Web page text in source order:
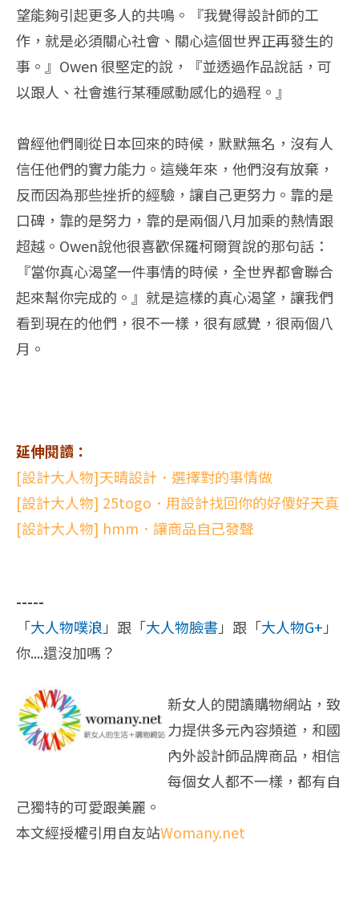
望能夠引起更多人的共鳴。『我覺得設計師的工
作，就是必須關心社會、關心這個世界正再發生的
事。』Owen 很堅定的說，『並透過作品說話，可
以跟人、社會進行某種感動感化的過程。』
曾經他們剛從日本回來的時候，默默無名，沒有人
信任他們的實力能力。這幾年來，他們沒有放棄，
反而因為那些挫折的經驗，讓自己更努力。靠的是
口碑，靠的是努力，靠的是兩個八月加乘的熱情跟
超越。Owen說他很喜歡保羅柯爾賀說的那句話：
『當你真心渴望一件事情的時候，全世界都會聯合
起來幫你完成的。』就是這樣的真心渴望，讓我們
看到現在的他們，很不一樣，很有感覺，很兩個八
月。
延伸閱讀：
[設計大人物]天晴設計．選擇對的事情做
[設計大人物] 25togo．用設計找回你的好傻好天真
[設計大人物] hmm．讓商品自己發聲
-----
「大人物噗浪 」跟「大人物臉書」跟「大人物G+ 」
你....還沒加嗎？
新女人的閱讀購物網站，致
力提供多元內容頻道，和國
內外設計師品牌商品，相信
每個女人都不一樣，都有自
己獨特的可愛跟美麗。
本文經授權引用自友站Womany.net